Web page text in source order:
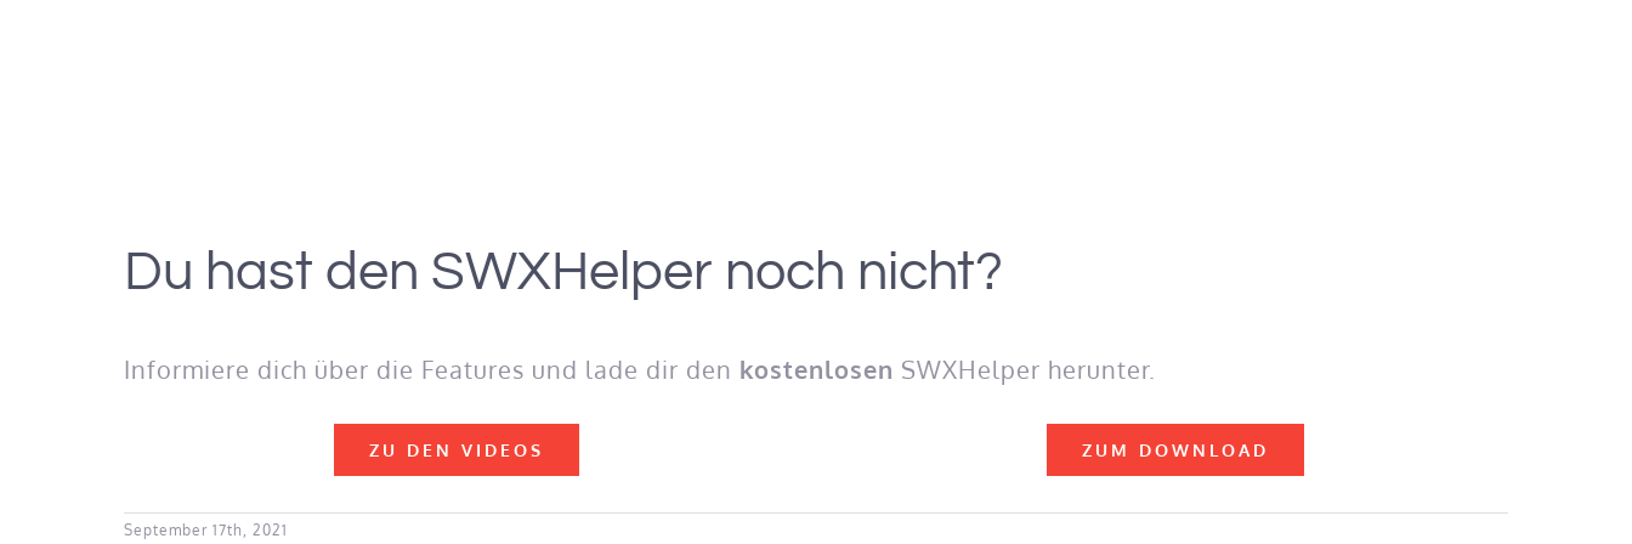
Du hast den SWXHelper noch nicht?
Informiere dich über die Features und lade dir den kostenlosen SWXHelper herunter.
ZU DEN VIDEOS ZUM DOWNLOAD
September 17th, 2021